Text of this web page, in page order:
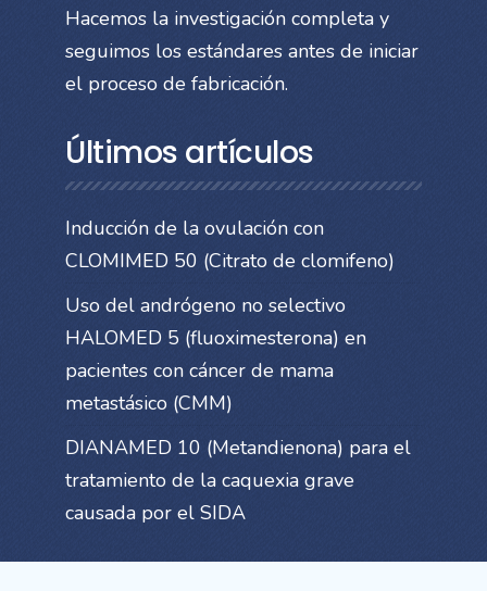
Hacemos la investigación completa y
seguimos los estándares antes de iniciar
el proceso de fabricación.
Últimos artículos
Inducción de la ovulación con
CLOMIMED 50 (Citrato de clomifeno)
Uso del andrógeno no selectivo
HALOMED 5 (fluoximesterona) en
pacientes con cáncer de mama
metastásico (CMM)
DIANAMED 10 (Metandienona) para el
tratamiento de la caquexia grave
causada por el SIDA